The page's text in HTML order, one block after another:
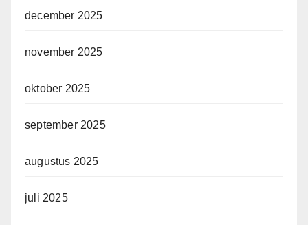
december 2025
november 2025
oktober 2025
september 2025
augustus 2025
juli 2025